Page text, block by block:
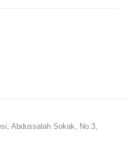
Abdussalah Sokak, No:3,